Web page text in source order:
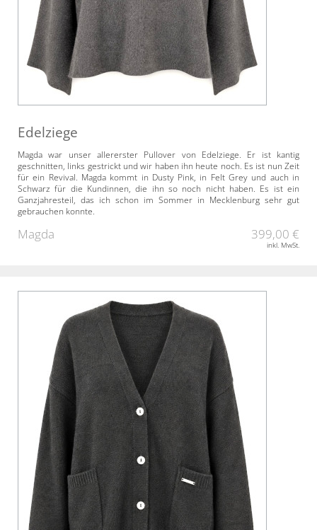
Edelziege
Magda war unser allererster Pullover von Edelziege. Er ist kantig
geschnitten, links gestrickt und wir haben ihn heute noch. Es ist nun Zeit
für ein Revival. Magda kommt in Dusty Pink, in Felt Grey und auch in
Schwarz für die Kundinnen, die ihn so noch nicht haben. Es ist ein
Ganzjahresteil, das ich schon im Sommer in Mecklenburg sehr gut
gebrauchen konnte.
Magda 399,00 €
inkl. MwSt.